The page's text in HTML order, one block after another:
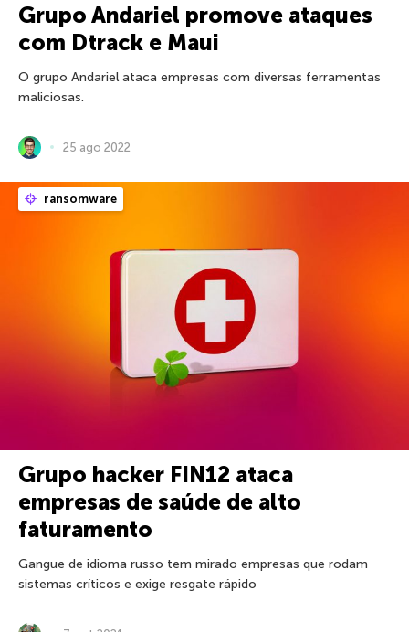
Grupo Andariel promove ataques
com Dtrack e Maui
O grupo Andariel ataca empresas com diversas ferramentas
maliciosas.
25 ago 2022
ransomware
Grupo hacker FIN12 ataca
empresas de saúde de alto
faturamento
Gangue de idioma russo tem mirado empresas que rodam
sistemas críticos e exige resgate rápido